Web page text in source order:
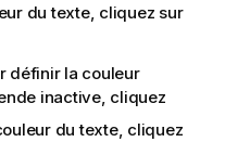
du texte, cliquez sur
définir la couleur
inactive, cliquez
du texte, cliquez